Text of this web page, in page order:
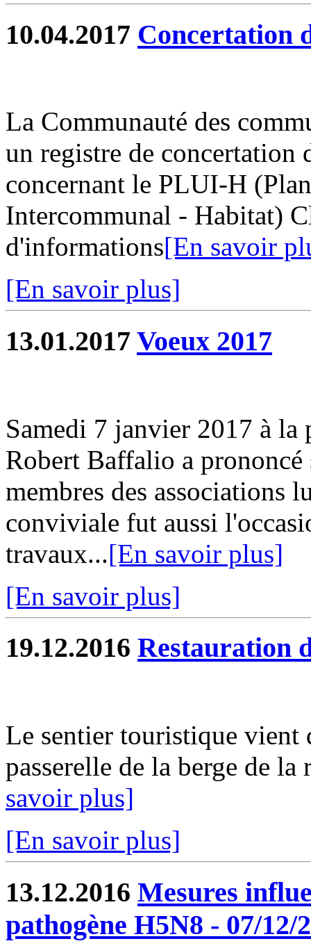
10.04.2017 Concertation
La Communauté des
un registre de
concernant le PLUI-H
Intercommunal - Habitat)
d'informations[En savoir
[En savoir plus]
13.01.2017 Voeux 2017
Samedi 7 janvier 2017 à la
Robert Baffalio a prononcé
membres des associations
conviviale fut aussi
travaux...[En savoir plus]
[En savoir plus]
19.12.2016 Restauration
Le sentier touristique vient
passerelle de la berge de
savoir plus]
[En savoir plus]
13.12.2016 Mesures
pathogène H5N8 - 07/12/